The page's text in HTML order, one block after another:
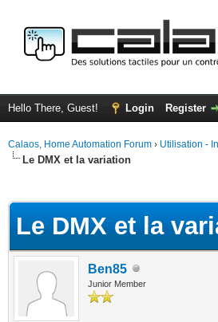
Hello There, Guest! Login Register
Calaos, Home Automation Forum › Utilisation -
Le DMX et la variation
Le DMX et la
Ben85
Junior Member